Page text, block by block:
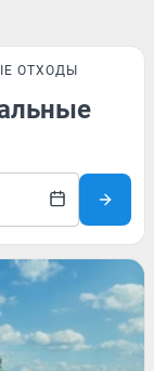
ОТХОДЫ